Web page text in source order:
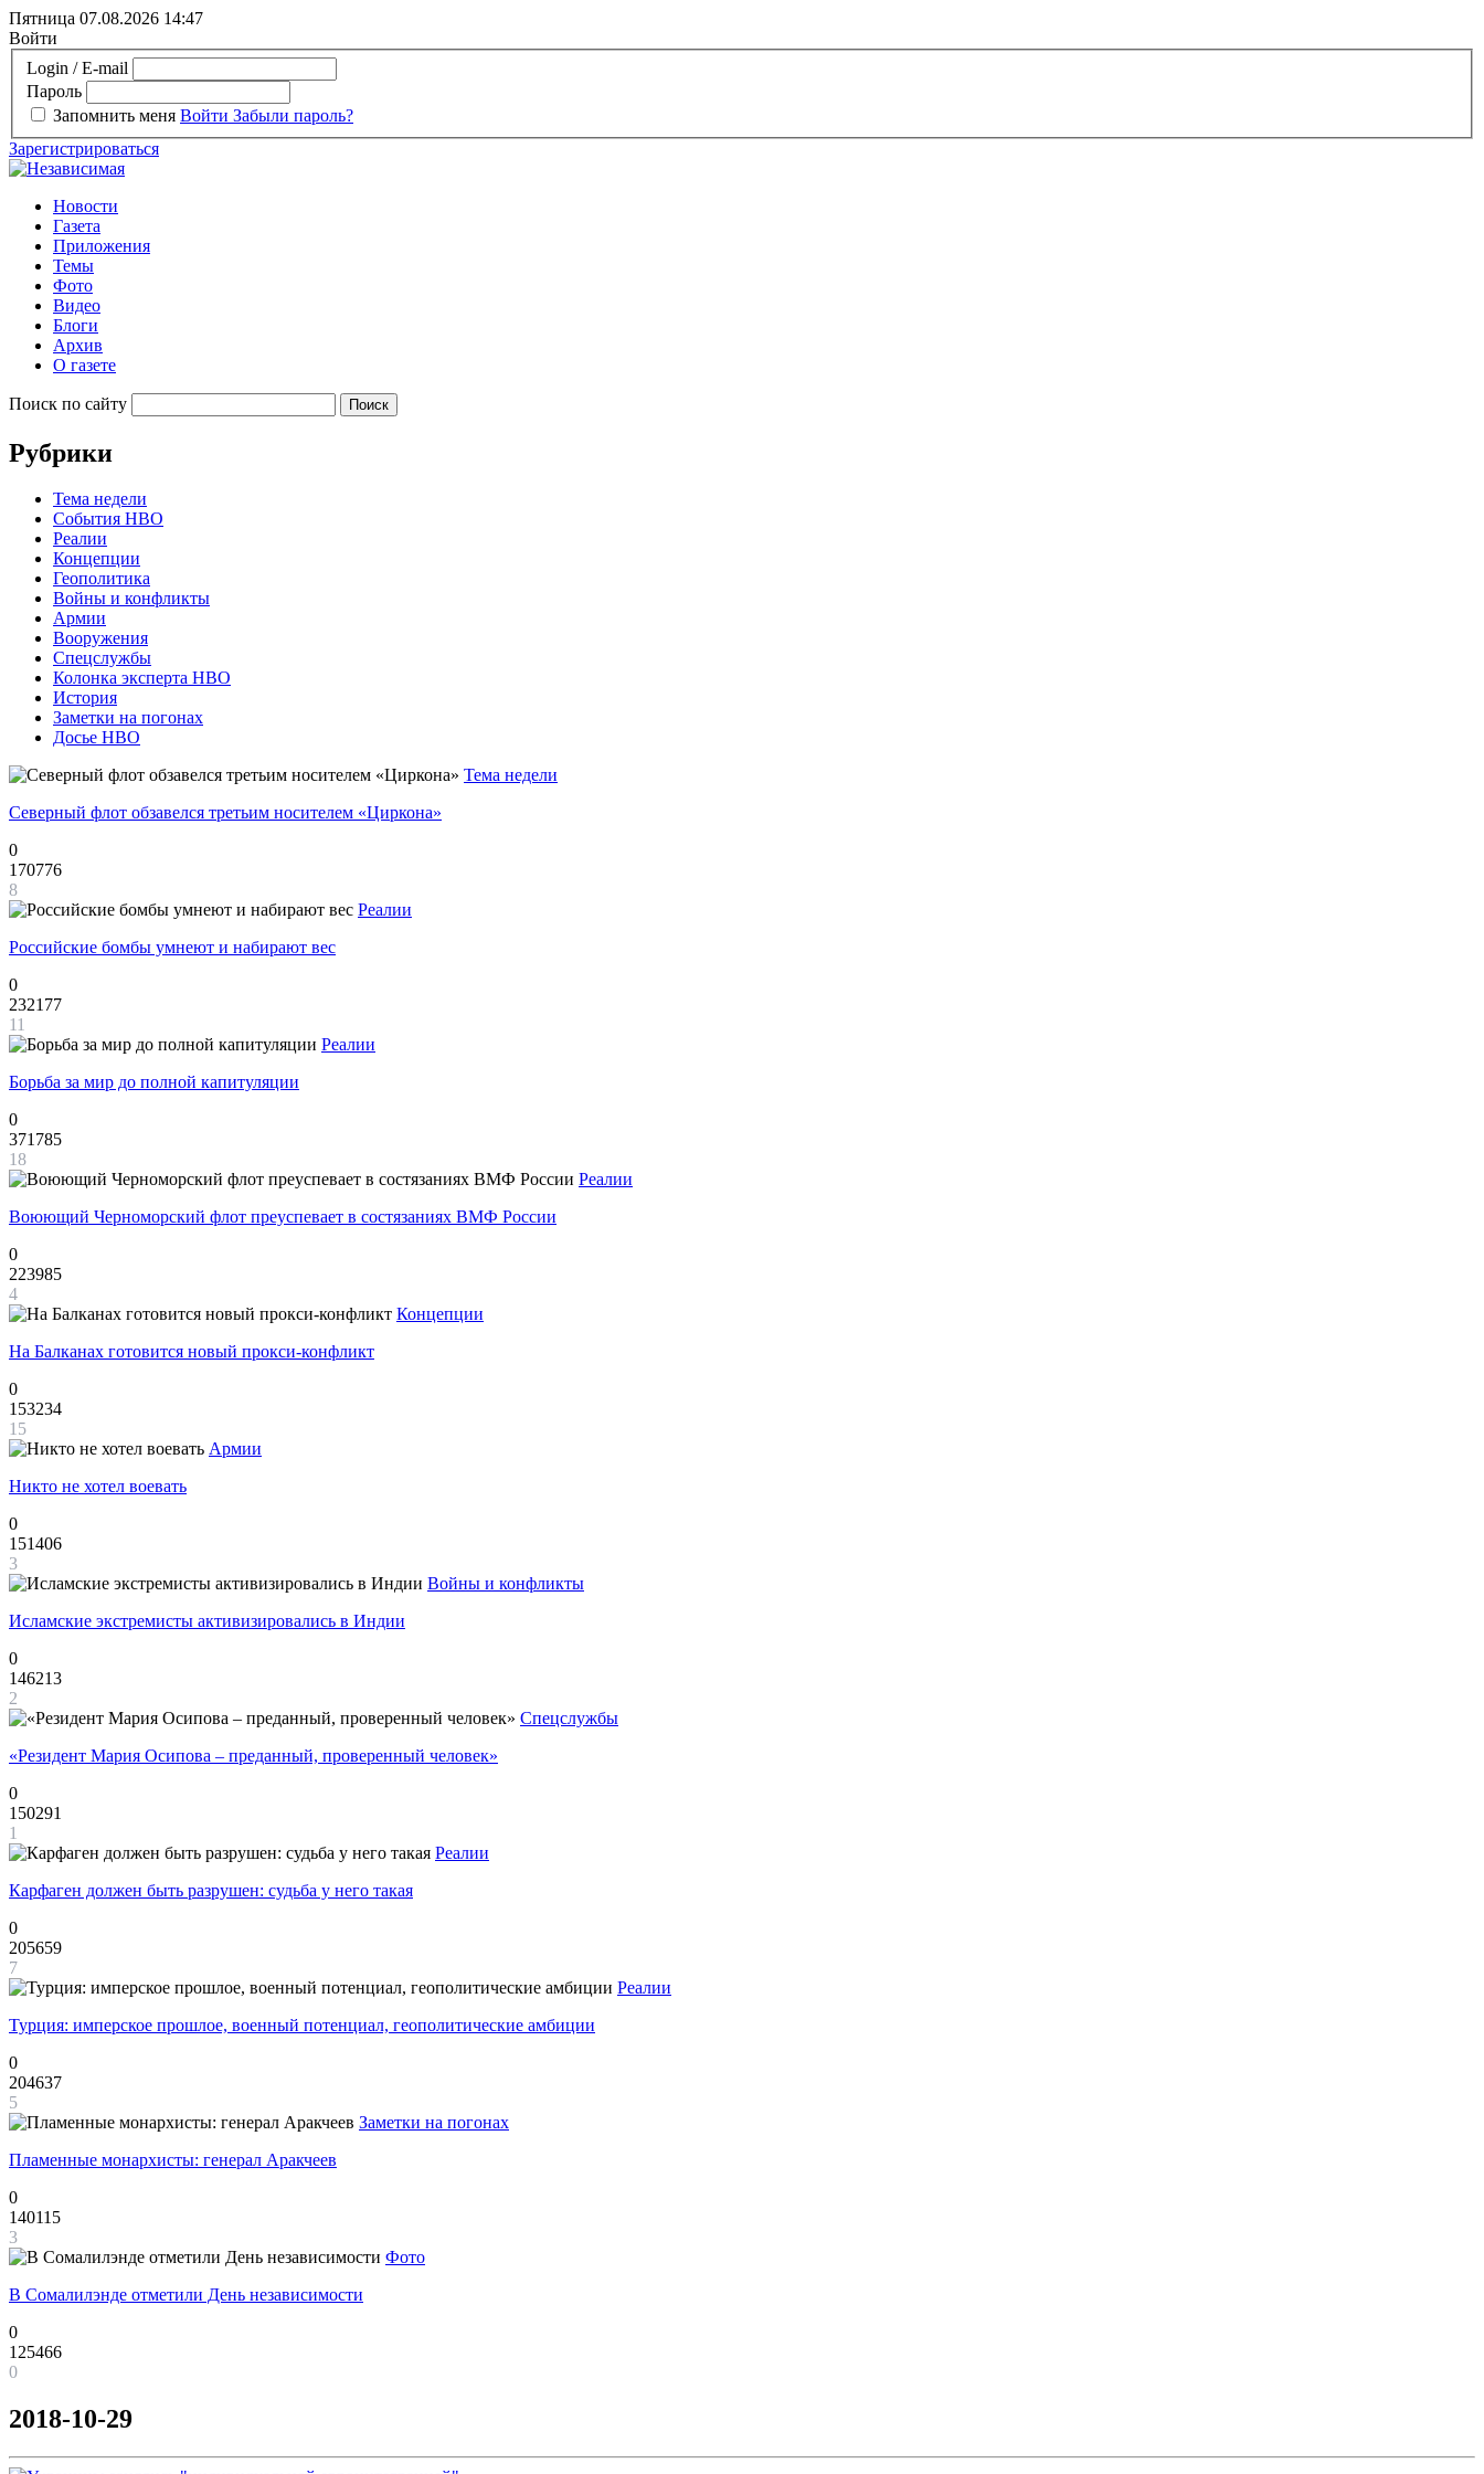
Пятница 07.08.2026 14:47
Войти
Login / E-mail
Пароль
Запомнить меня Войти Забыли пароль?
Зарегистрироваться
Новости
Газета
Приложения
Темы
Фото
Видео
Блоги
Архив
О газете
Поиск по сайту
Рубрики
Тема недели
События НВО
Реалии
Концепции
Геополитика
Войны и конфликты
Армии
Вооружения
Спецслужбы
Колонка эксперта НВО
История
Заметки на погонах
Досье НВО
Тема недели
Северный флот обзавелся третьим носителем «Циркона»
0
170776
8
Реалии
Российские бомбы умнеют и набирают вес
0
232177
11
Реалии
Борьба за мир до полной капитуляции
0
371785
18
Реалии
Воюющий Черноморский флот преуспевает в состязаниях ВМФ России
0
223985
4
Концепции
На Балканах готовится новый прокси-конфликт
0
153234
15
Армии
Никто не хотел воевать
0
151406
3
Войны и конфликты
Исламские экстремисты активизировались в Индии
0
146213
2
Спецслужбы
«Резидент Мария Осипова – преданный, проверенный человек»
0
150291
1
Реалии
Карфаген должен быть разрушен: судьба у него такая
0
205659
7
Реалии
Турция: имперское прошлое, военный потенциал, геополитические амбиции
0
204637
5
Заметки на погонах
Пламенные монархисты: генерал Аракчеев
0
140115
3
Фото
В Сомалилэнде отметили День независимости
0
125466
0
2018-10-29